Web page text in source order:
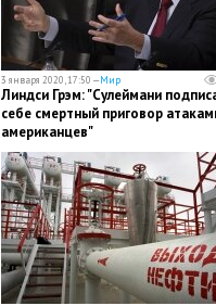
3 января 2020, 17:50 —Мир
Линдси Грэм: "Сулеймани
себе смертный приговор
американцев"